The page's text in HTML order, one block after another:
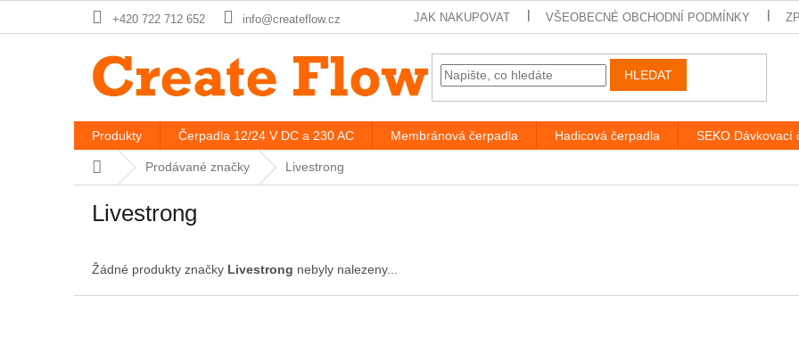
+420 722 712 652 info@createflow.cz JAK NAKUPOVAT VŠEOBECNÉ OBCHODNÍ PODMÍNKY
HLEDAT
Produkty Čerpadla 12/24 V DC a 230 AC Membránová čerpadla Hadicová čerpadla SEKO Dávkovací
Domů Prodávané značky Livestrong
Livestrong
Žádné produkty značky Livestrong nebyly nalezeny...